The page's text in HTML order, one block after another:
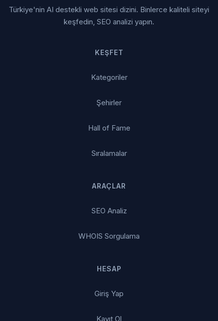
Türkiye'nin AI destekli web sitesi dizini. Binlerce kaliteli siteyi
keşfedin, SEO analizi yapın.
KEŞFET
Kategoriler
Şehirler
Hall of Fame
Sıralamalar
ARAÇLAR
SEO Analiz
WHOIS Sorgulama
HESAP
Giriş Yap
Kayıt Ol